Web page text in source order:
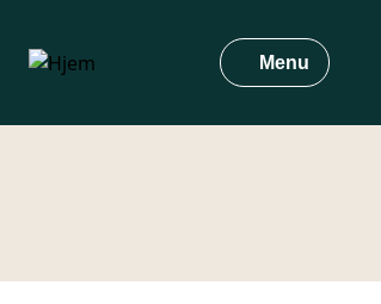
hovedindhold
Menu